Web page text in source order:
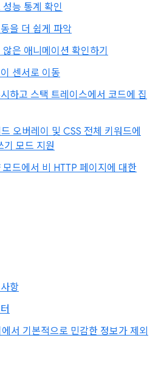
능 통계 확인
을 더 쉽게 파악
은 애니메이션 확인하기
센서로 이동
하고 스택 트레이스에서 코드에 집
오버레이 및 CSS 전체 키워드에
모드 지원
드에서 비 HTTP 페이지에 대한
항
서 기본적으로 민감한 정보가 제외